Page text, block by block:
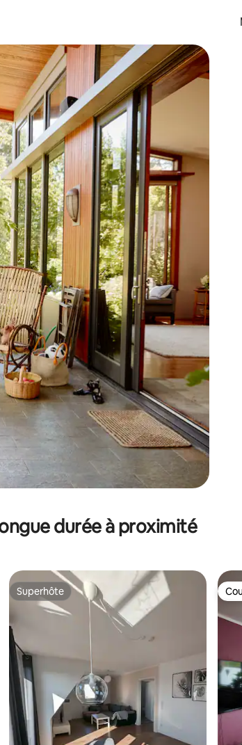
ou en appuyant et en faisant glisser.
durée à proximité
sur 5 sur la base de 63 commentaires : 4,95
Superhôte
Superhôte